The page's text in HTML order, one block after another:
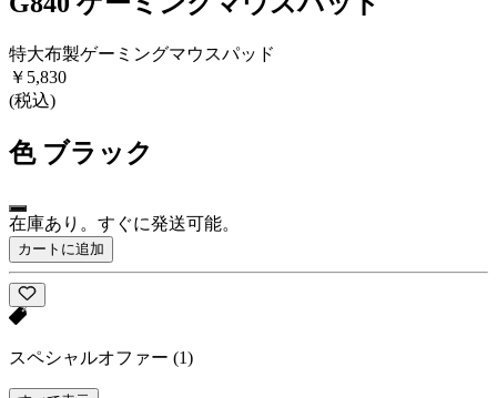
特大布製ゲーミングマウスパッド
￥5,830
(税込)
色 ブラック
在庫あり。すぐに発送可能。
カートに追加
スペシャルオファー (1)